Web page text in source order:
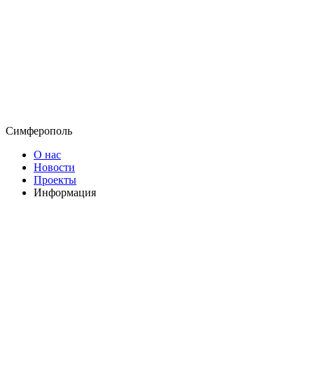
Симферополь
О нас
Новости
Проекты
Информация